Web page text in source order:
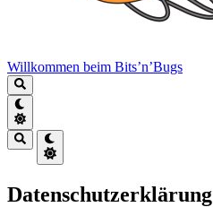
Willkommen beim Bits’n’Bugs
Datenschutzerklärung